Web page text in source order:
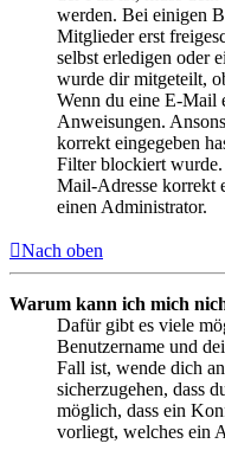
werden. Bei einigen
Mitglieder erst
selbst erledigen oder
wurde dir mitgeteilt,
Wenn du eine E-Mail
Anweisungen.
korrekt eingegeben
Filter blockiert wurde.
Mail-Adresse korrekt
einen Administrator.
Nach oben
Warum kann ich mich
Dafür gibt es viele
Benutzername und
Fall ist, wende dich
sicherzugehen, dass
möglich, dass ein
vorliegt, welches ein